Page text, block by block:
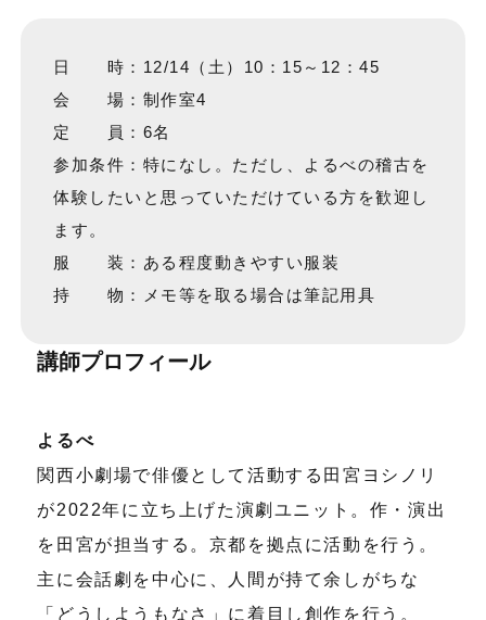
日 時：12/14（土）10：15～12：45
会 場：制作室4
定 員：6名
参加条件：特になし。ただし、よるべの稽古を
体験したいと思っていただけている方を歓迎し
ます。
服 装：ある程度動きやすい服装
持 物：メモ等を取る場合は筆記用具
講師プロフィール
よるべ
関西小劇場で俳優として活動する田宮ヨシノリ
が2022年に立ち上げた演劇ユニット。作・演出
を田宮が担当する。京都を拠点に活動を行う。
主に会話劇を中心に、人間が持て余しがちな
「どうしようもなさ」に着目し創作を行う。